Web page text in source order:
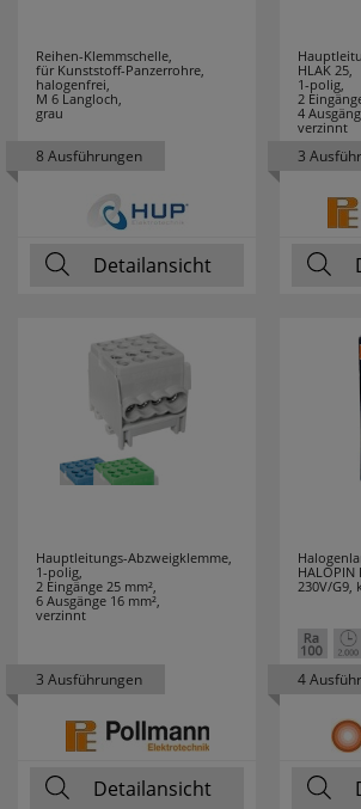
Reihen-Klemmschelle,
für Kunststoff-Panzerrohre,
halogenfrei,
M 6 Langloch,
grau
8 Ausführungen
Detailansicht
HLAK 25,
1-polig,
2
4
verzinnt
3
Hauptleitungs-Abzweigklemme,
1-polig,
2 Eingänge 25 mm²,
6 Ausgänge 16 mm²,
verzinnt
3 Ausführungen
Detailansicht
HALOPIN
230V/G9,
4